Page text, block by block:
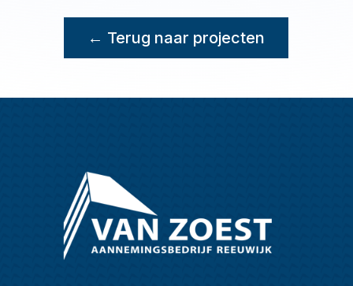
← Terug naar projecten